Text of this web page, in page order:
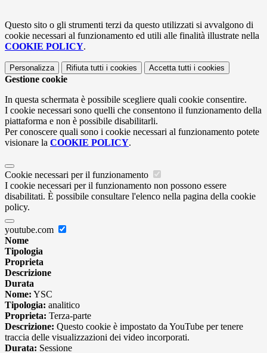
Questo sito o gli strumenti terzi da questo utilizzati si avvalgono di
cookie necessari al funzionamento ed utili alle finalità illustrate nella
COOKIE POLICY.
Personalizza Rifiuta tutti i cookies Accetta tutti i cookies
Gestione cookie
In questa schermata è possibile scegliere quali cookie consentire.
I cookie necessari sono quelli che consentono il funzionamento della
piattaforma e non è possibile disabilitarli.
Per conoscere quali sono i cookie necessari al funzionamento potete
visionare la COOKIE POLICY.
Cookie necessari per il funzionamento
I cookie necessari per il funzionamento non possono essere
disabilitati. È possibile consultare l'elenco nella pagina della cookie
policy.
youtube.com
Nome
Tipologia
Proprieta
Descrizione
Durata
Nome: YSC
Tipologia: analitico
Proprieta: Terza-parte
Descrizione: Questo cookie è impostato da YouTube per tenere
traccia delle visualizzazioni dei video incorporati.
Durata: Sessione